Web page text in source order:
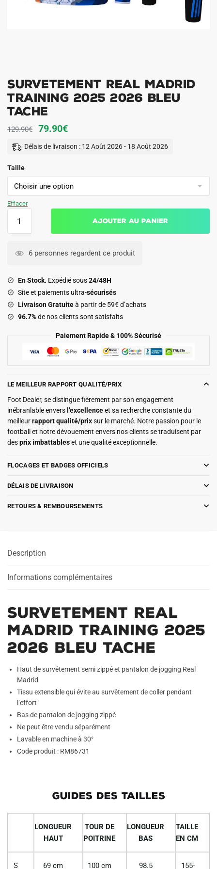
Survetement Real Madrid
Training 2025 2026 Bleu
Tache
129.90€
Le
prix
129.90€.
79.90€Le
79.90€.
Délais de livraison : 12 Août 2026 - 18 Août 2026
Taille
Effacer
Real
2025
2026
Bleu
Tache
Ajouter au panier
6 personnes regardent ce produit
En Stock. Expédié sous24/48H
Site et paiements ultra-sécurisés
Livraison Gratuiteà partir de 59€ d’achats
96.7%de nos clients sont satisfaits
Paiement Rapide & 100% Sécurisé
LE MEILLEUR RAPPORT QUALITÉ/PRIX
Foot Dealer, se distingue fièrement par son engagement
inébranlable envers l’excellenceet sa recherche constante du
meilleurrapport qualité/prixsur le marché. Notre passion pour le
football et notre dévouement envers nos clients se traduisent par
desprix imbattableset une qualité exceptionnelle.
FLOCAGES ET BADGES OFFICIELS
DÉLAIS DE LIVRAISON
RETOURS & REMBOURSEMENTS
Description
Informations complémentaires
Survetement Real
Madrid Training 2025
2026 Bleu Tache
Haut de survêtement semi zippé et pantalon de jogging Real
Madrid
Tissu extensible qui évite au survêtement de coller pendant
l’effort
Bas de pantalon de jogging zippé
Ne peut être vendu séparément
Lavable en machine à 30°
Code produit : RM86731
GUIDES DES TAILLES
LONGUEUR
HAUT
TOUR DE
POITRINE
LONGUEUR
BAS
TAILLE
EN CM
S 69 cm 100 cm 98.5 155-